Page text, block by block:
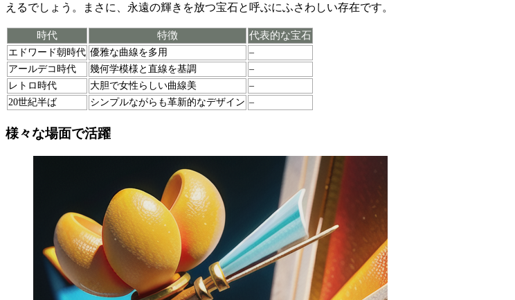
えるでしょう。まさに、 永遠の輝きを放つ宝石と呼ぶにふさわしい存在です。
時代 特徴 代表的な宝石
エドワード朝時代 優雅な曲線を多用
–
アールデコ時代
幾何学模様と直線を基調
–
レトロ時代
大胆で女性らしい曲線美
–
20世紀半ば
シンプルながらも革新的なデザイン –
様々な場面で活躍